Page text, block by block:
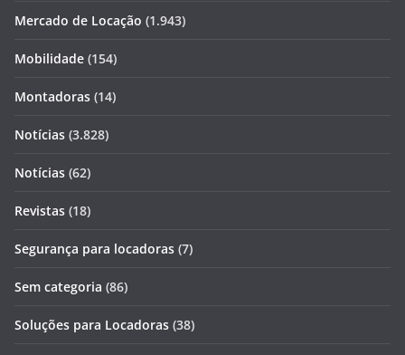
Mercado de Locação (1.943)
Mobilidade (154)
Montadoras (14)
Notícias (3.828)
Notícias (62)
Revistas (18)
Segurança para locadoras (7)
Sem categoria (86)
Soluções para Locadoras (38)